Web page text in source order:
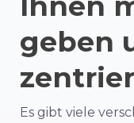
geben
Es gibt viele